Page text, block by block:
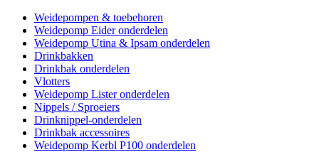
Weidepompen & toebehoren
Weidepomp Eider onderdelen
Weidepomp Utina & Ipsam onderdelen
Drinkbakken
Drinkbak onderdelen
Vlotters
Weidepomp Lister onderdelen
Nippels / Sproeiers
Drinknippel-onderdelen
Drinkbak accessoires
Weidepomp Kerbl P100 onderdelen